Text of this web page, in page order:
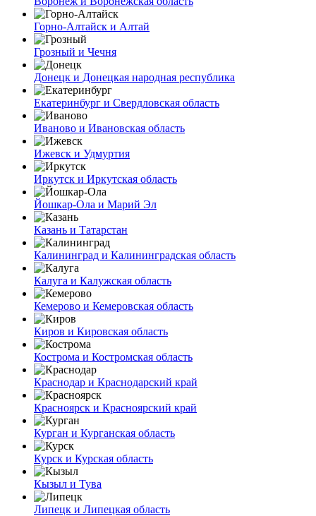
Горно-Алтайск и Алтай
Грозный и Чечня
Донецк и Донецкая народная республика
Екатеринбург и Свердловская область
Иваново и Ивановская область
Ижевск и Удмуртия
Иркутск и Иркутская область
Йошкар-Ола и Марий Эл
Казань и Татарстан
Калининград и Калининградская область
Калуга и Калужская область
Кемерово и Кемеровская область
Киров и Кировская область
Кострома и Костромская область
Краснодар и Краснодарский край
Красноярск и Красноярский край
Курган и Курганская область
Курск и Курская область
Кызыл и Тува
Липецк и Липецкая область